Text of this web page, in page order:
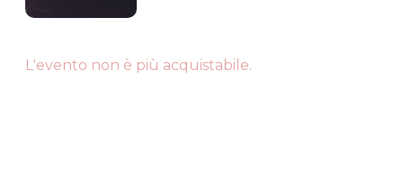
L'evento non è più acquistabile.